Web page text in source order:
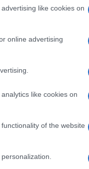
like cookies on
online advertising
like cookies on
of the website